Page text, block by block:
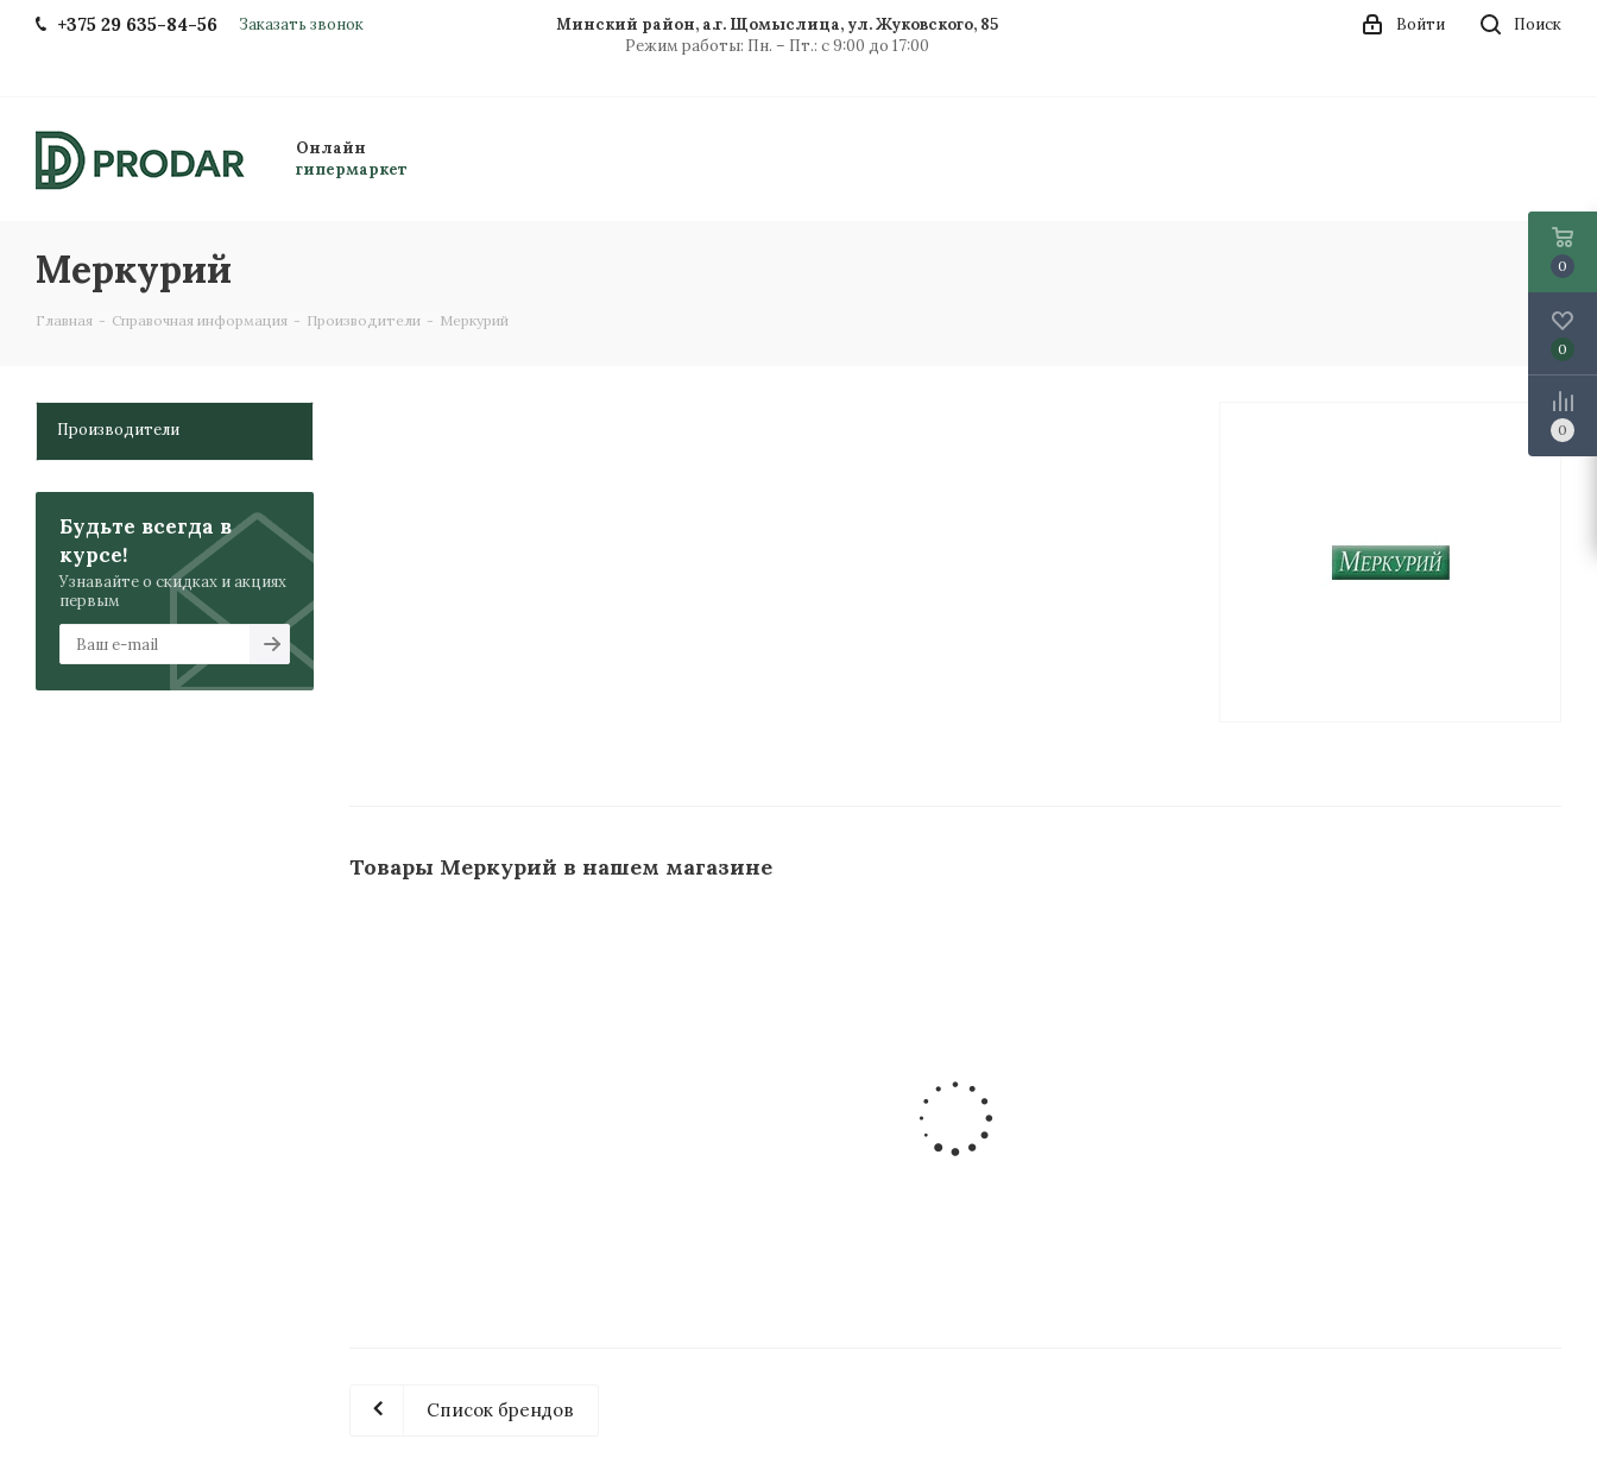
+375 29 635-84-56 Заказать звонок
Минский район, а.г. Щомыслица, ул. Жуковского, 85
Режим работы: Пн. – Пт.: с 9:00 до 17:00
Поиск
Войти
Онлайн
гипермаркет
Меркурий
Главная - Справочная информация - Производители - Меркурий
Товары Меркурий в нашем магазине
Список брендов
Производители
Будьте всегда в
курсе!
Узнавайте о скидках и акциях
первым
0
0
0